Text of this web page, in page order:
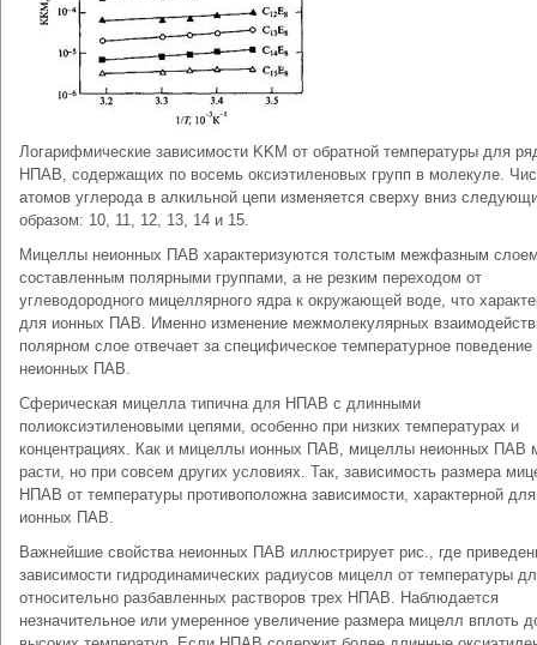
Логарифмические зависимости KKM от обратной температуры для
НПАВ, содержащих по восемь оксиэтиленовых групп в молекуле.
атомов углерода в алкильной цепи изменяется сверху вниз
образом: 10, 11, 12, 13, 14 и 15.
Мицеллы неионных ПАВ характеризуются толстым межфазным
составленным полярными группами, а не резким переходом от
углеводородного мицеллярного ядра к окружающей воде, что
для ионных ПАВ. Именно изменение межмолекулярных
полярном слое отвечает за специфическое температурное поведение
неионных ПАВ.
Сферическая мицелла типична для НПАВ с длинными
полиоксиэтиленовыми цепями, особенно при низких температурах и
концентрациях. Как и мицеллы ионных ПАВ, мицеллы неионных ПАВ
расти, но при совсем других условиях. Так, зависимость размера
НПАВ от температуры противоположна зависимости, характерной для
ионных ПАВ.
Важнейшие свойства неионных ПАВ иллюстрирует рис., где
зависимости гидродинамических радиусов мицелл от температуры
относительно разбавленных растворов трех НПАВ. Наблюдается
незначительное или умеренное увеличение размера мицелл вплоть